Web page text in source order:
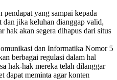
pendapat yang sampai kepada
dan jika keluhan dianggap valid,
hak akan segera dihapus dari situs
dan Informatika Nomor 5
berbagai regulasi dalam hal
hak-hak mereka telah dilanggar
dapat meminta agar konten